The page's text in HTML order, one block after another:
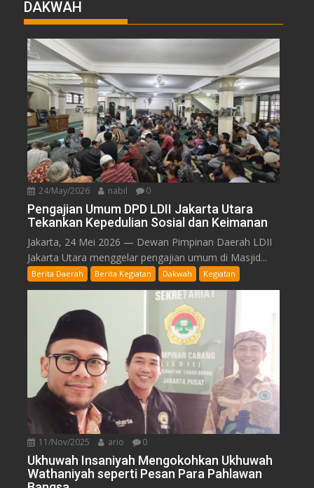
DAKWAH
24/May/2026 nabil 0
Pengajian Umum DPD LDII Jakarta Utara
Tekankan Kepedulian Sosial dan Keimanan
Jakarta, 24 Mei 2026 — Dewan Pimpinan Daerah LDII
Jakarta Utara menggelar pengajian umum di Masjid...
Berita Daerah Berita Kegiatan Dakwah Kegiatan
11/Nov/2025 ario 0
Ukhuwah Insaniyah Mengokohkan Ukhuwah
Wathaniyah seperti Pesan Para Pahlawan